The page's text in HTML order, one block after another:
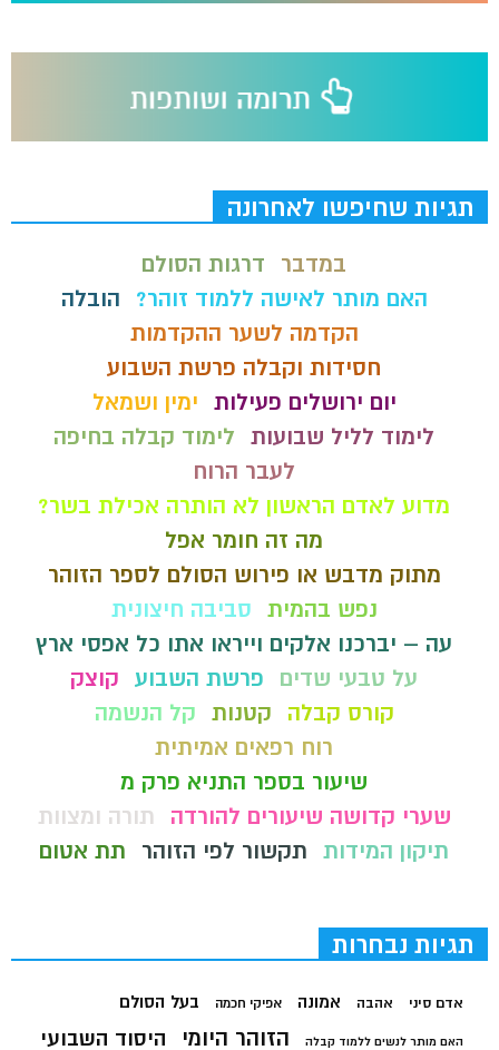
תגיות שחיפשו לאחרונה
במדבר
דרגות הסולם
האם מותר לאישה ללמוד זוהר?
הובלה
הקדמה לשער ההקדמות
חסידות וקבלה פרשת השבוע
יום ירושלים פעילות ימין ושמאל
לימוד לליל שבועות לימוד קבלה בחיפה
לעבר הרוח
מדוע לאדם הראשון לא הותרה אכילת בשר?
מה זה חומר אפל
מתוק מדבש או פירוש הסולם לספר הזוהר
נפש בהמית סביבה חיצונית
עה – יברכנו אלקים וייראו אתו כל אפסי ארץ
על טבעי שדים
פרשת השבוע קוצק
קורס קבלה
קטנות קל הנשמה
רוח רפאים אמיתית
שיעור בספר התניא פרק מ
שערי קדושה שיעורים להורדה
תורה ומצוות
תיקון המידות תקשור לפי הזוהר תת אטום
תגיות נבחרות
אדם סיני אהבה אמונה אפיקי חכמה בעל הסולם
האם מותר לנשים ללמוד קבלה הזוהר היומי היסוד השבועי